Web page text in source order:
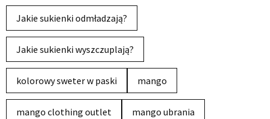
Jakie sukienki odmładzają?
Jakie sukienki wyszczuplają?
kolorowy sweter w paski mango
mango clothing outlet mango ubrania